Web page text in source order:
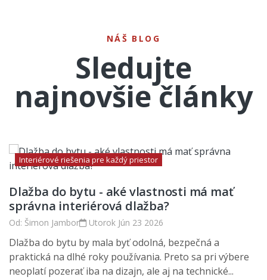
NÁŠ BLOG
Sledujte
najnovšie články
Interiérové riešenia pre každý priestor
Dlažba do bytu - aké vlastnosti má mať
správna interiérová dlažba?
Od: Šimon Jambor Utorok Jún 23 2026
Dlažba do bytu by mala byť odolná, bezpečná a
praktická na dlhé roky používania. Preto sa pri výbere
neoplatí pozerať iba na dizajn, ale aj na technické...